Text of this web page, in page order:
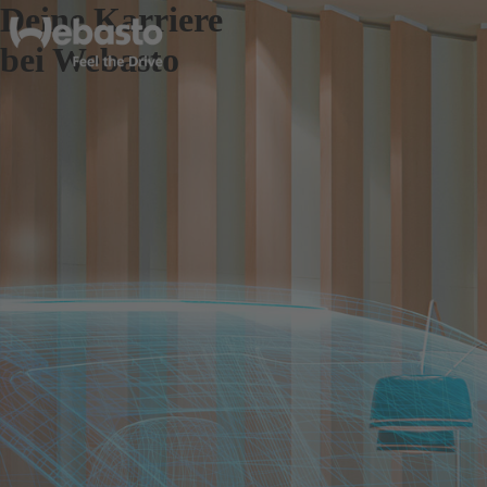
Deine Karriere
bei Webasto